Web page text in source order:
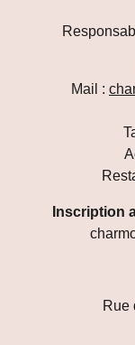
Mail :
R
Inscription
Rue